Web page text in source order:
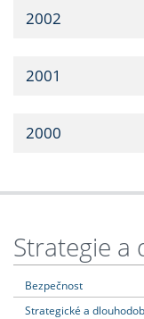
2002
2001
2000
Strategie a
Bezpečnost
Strategické a